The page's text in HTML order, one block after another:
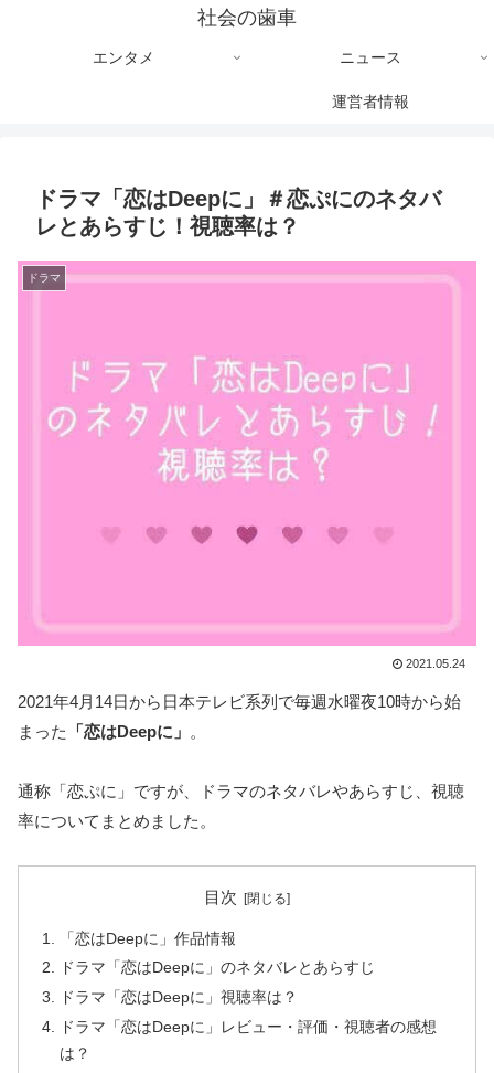
社会の歯車
エンタメ ニュース
運営者情報
ドラマ「恋はDeepに」＃恋ぷにのネタバ
レとあらすじ！視聴率は？
ドラマ
2021.05.24
2021年4月14日から日本テレビ系列で毎週水曜夜10時から始
まった
「恋はDeepに」 。
通称「恋ぷに」ですが、ドラマのネタバレやあらすじ、視聴
率についてまとめました。
目次
「恋はDeepに」作品情報
ドラマ「恋はDeepに」のネタバレとあらすじ
ドラマ「恋はDeepに」視聴率は？
ドラマ「恋はDeepに」レビュー・評価・視聴者の感想
は？